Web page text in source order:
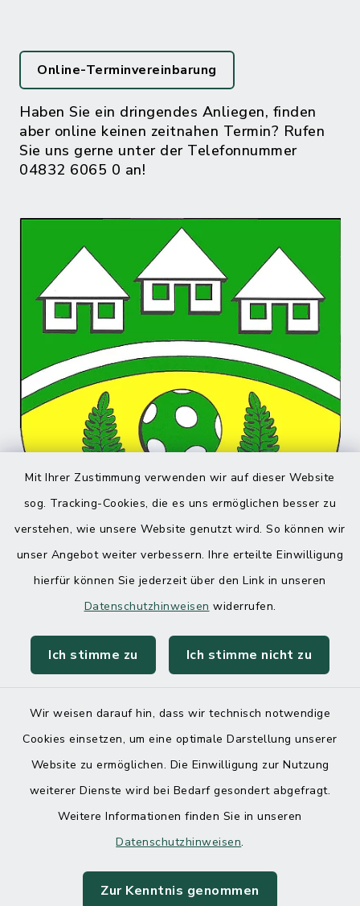
Mit Ihrer Zustimmung verwenden wir auf dieser Website
sog. Tracking-Cookies, die es uns ermöglichen besser zu
verstehen, wie unsere Website genutzt wird. So können wir
unser Angebot weiter verbessern. Ihre erteilte Einwilligung
hierfür können Sie jederzeit über den Link in unseren
Datenschutzhinweisen widerrufen.
Ich stimme zu Ich stimme nicht zu
Wir weisen darauf hin, dass wir technisch notwendige
Cookies einsetzen, um eine optimale Darstellung unserer
Website zu ermöglichen. Die Einwilligung zur Nutzung
weiterer Dienste wird bei Bedarf gesondert abgefragt.
Weitere Informationen finden Sie in unseren
Datenschutzhinweisen.
Zur Kenntnis genommen
Online-Terminvereinbarung
Haben Sie ein dringendes Anliegen, finden
aber online keinen zeitnahen Termin? Rufen
Sie uns gerne unter der Telefonnummer
04832 6065 0 an!
Kontakt
Datenschutz
Impressum
Cookie-Einstellungen